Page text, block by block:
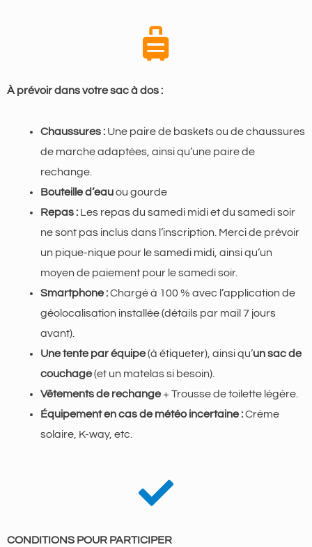
À prévoir dans votre sac à dos :
Chaussures : Une paire de baskets ou de chaussures
de marche adaptées, ainsi qu’une paire de
rechange.
Bouteille d’eauou gourde
Repas : Les repas du samedi midi et du samedi soir
ne sont pas inclus dans l’inscription. Merci de prévoir
un pique-nique pour le samedi midi, ainsi qu’un
moyen de paiement pour le samedi soir.
Smartphone :Chargé à 100 % avec l’application de
géolocalisation installée (détails par mail 7 jours
avant).
Une tente par équipe(à étiqueter), ainsi qu’un sac de
couchage(et un matelas si besoin).
Vêtements de rechange+ Trousse de toilette légère.
Équipement en cas de météo incertaine :Crème
solaire, K-way, etc.
CONDITIONS POUR PARTICIPER